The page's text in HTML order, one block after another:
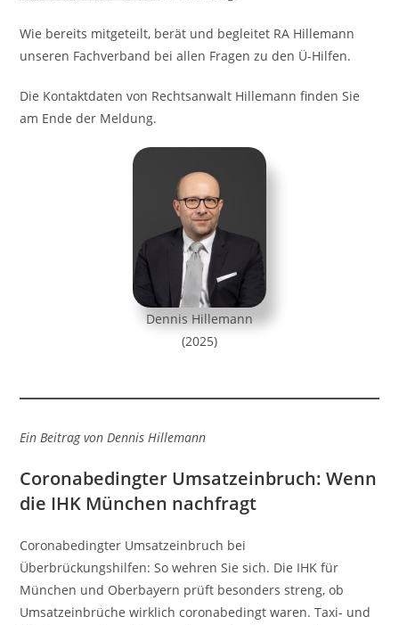
Wie bereits mitgeteilt, berät und begleitet RA Hillemann
unseren Fachverband bei allen Fragen zu den Ü-Hilfen.
Die Kontaktdaten von Rechtsanwalt Hillemann finden Sie
am Ende der Meldung.
Dennis Hillemann
(2025)
Ein Beitrag von Dennis Hillemann
Coronabedingter Umsatzeinbruch: Wenn
die IHK München nachfragt
Coronabedingter Umsatzeinbruch bei
Überbrückungshilfen: So wehren Sie sich. Die IHK für
München und Oberbayern prüft besonders streng, ob
Umsatzeinbrüche wirklich coronabedingt waren. Taxi- und